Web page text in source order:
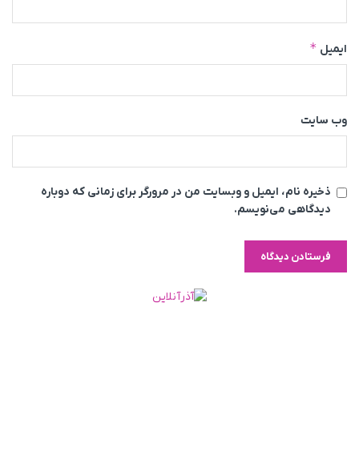
ایمیل *
وب‌ سایت
ذخیره نام، ایمیل و وبسایت من در مرورگر برای زمانی که دوباره
دیدگاهی می‌نویسم.